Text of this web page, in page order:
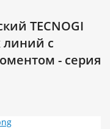
TECNOGI
линий с
- серия